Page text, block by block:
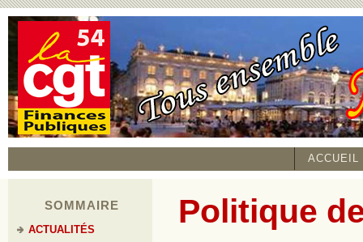
ACCUEIL
SOMMAIRE
ACTUALITÉS
Politique